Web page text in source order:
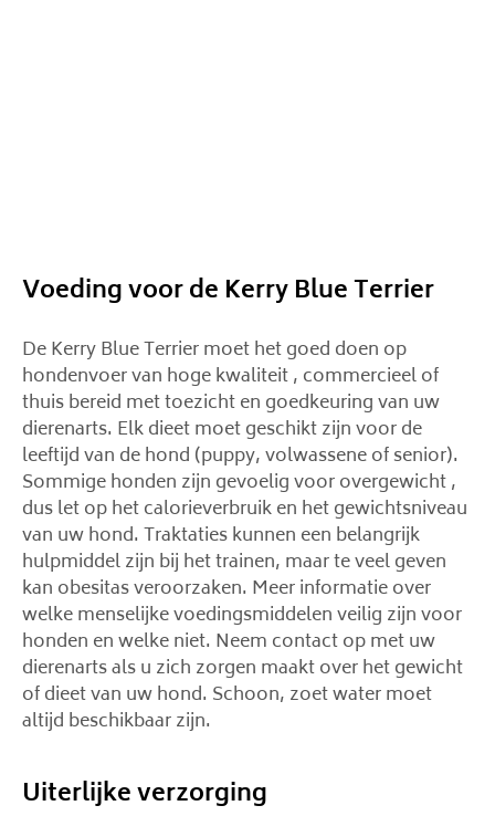
Voeding voor de Kerry Blue Terrier
De Kerry Blue Terrier moet het goed doen op
hondenvoer van hoge kwaliteit , commercieel of
thuis bereid met toezicht en goedkeuring van uw
dierenarts. Elk dieet moet geschikt zijn voor de
leeftijd van de hond (puppy, volwassene of senior).
Sommige honden zijn gevoelig voor overgewicht ,
dus let op het calorieverbruik en het gewichtsniveau
van uw hond. Traktaties kunnen een belangrijk
hulpmiddel zijn bij het trainen, maar te veel geven
kan obesitas veroorzaken. Meer informatie over
welke menselijke voedingsmiddelen veilig zijn voor
honden en welke niet. Neem contact op met uw
dierenarts als u zich zorgen maakt over het gewicht
of dieet van uw hond. Schoon, zoet water moet
altijd beschikbaar zijn.
Uiterlijke verzorging